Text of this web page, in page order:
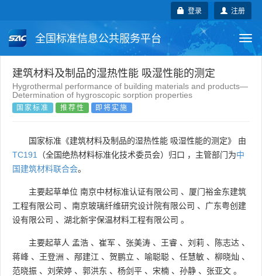
注册
登录
全国标准信息公共服务平台
国家标准 行业标准 地方标准
团体标准 企业标准
建筑材料及制品的湿热性能 吸湿性能的测定
Hygrothermal performance of building materials and products—
Determination of hygroscopic sorption properties
国家标准 推荐性 即将实施
国家标准《建筑材料及制品的湿热性能 吸湿性能的测定》 由
TC191
（全国绝热材料标准化技术委员会）归口 ，主管部门为中
国建筑材料联合会。
主要起草单位 南京中材标准认证有限公司 、 厦门裕金东建筑
工程有限公司 、 南京玻璃纤维研究设计院有限公司 、 广东粤创建
设有限公司 、 湖北新宇保温材料工程有限公司 。
主要起草人 孟浩 、 崔军 、 张美涛 、 王睿 、 刘莉 、 陈志达 、
蒋峰 、 王登洲 、 邴建江 、 贺鹏立 、 喻聪聪 、 任慧敏 、 柳晓灿 、
范晓振 、 刘荣婷 、 郭洪东 、 杨剑平 、 宋楠 、 孙静 、 张亚文 。